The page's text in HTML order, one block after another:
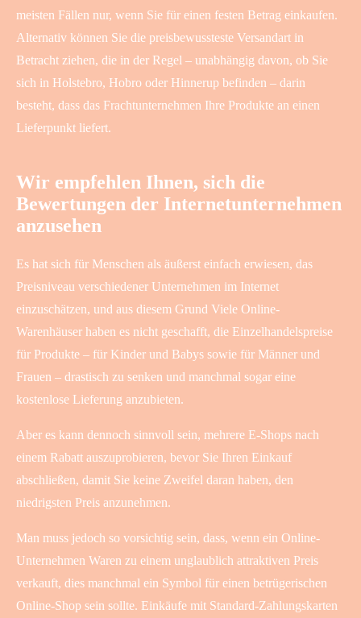
meisten Fällen nur, wenn Sie für einen festen Betrag einkaufen.
Alternativ können Sie die preisbewussteste Versandart in
Betracht ziehen, die in der Regel – unabhängig davon, ob Sie
sich in Holstebro, Hobro oder Hinnerup befinden – darin
besteht, dass das Frachtunternehmen Ihre Produkte an einen
Lieferpunkt liefert.
Wir empfehlen Ihnen, sich die
Bewertungen der Internetunternehmen
anzusehen
Es hat sich für Menschen als äußerst einfach erwiesen, das
Preisniveau verschiedener Unternehmen im Internet
einzuschätzen, und aus diesem Grund Viele Online-
Warenhäuser haben es nicht geschafft, die Einzelhandelspreise
für Produkte – für Kinder und Babys sowie für Männer und
Frauen – drastisch zu senken und manchmal sogar eine
kostenlose Lieferung anzubieten.
Aber es kann dennoch sinnvoll sein, mehrere E-Shops nach
einem Rabatt auszuprobieren, bevor Sie Ihren Einkauf
abschließen, damit Sie keine Zweifel daran haben, den
niedrigsten Preis anzunehmen.
Man muss jedoch so vorsichtig sein, dass, wenn ein Online-
Unternehmen Waren zu einem unglaublich attraktiven Preis
verkauft, dies manchmal ein Symbol für einen betrügerischen
Online-Shop sein sollte. Einkäufe mit Standard-Zahlungskarten